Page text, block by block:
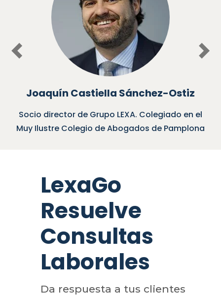
Castiella Sánchez-Ostiz
de Grupo LEXA. Colegiado en el
Colegio de Abogados de Pamplona
Socio
Previous
LexaGo
Resuelve
Consultas
Laborales
Da respuesta a tus clientes